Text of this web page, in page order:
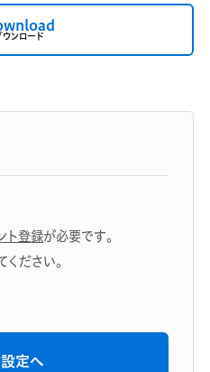
ウンロード
ト登録が必要です。
ください。
定へ